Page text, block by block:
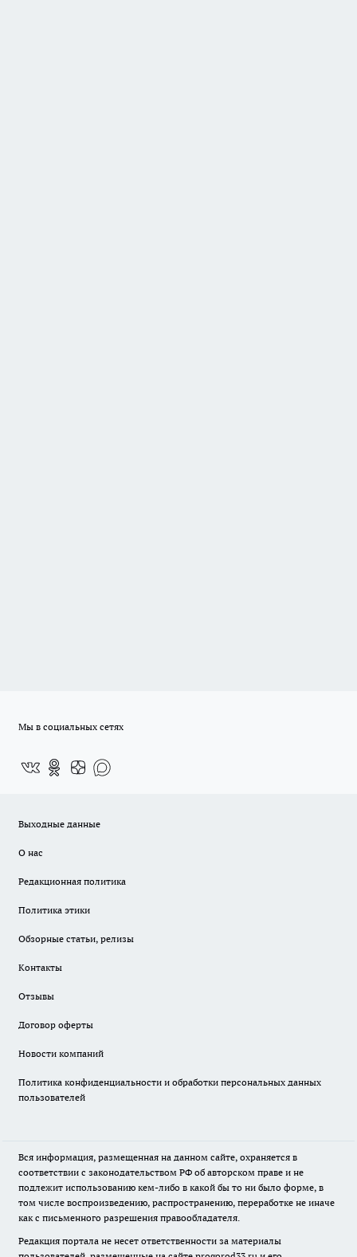
Мы в социальных сетях
Выходные данные
О нас
Редакционная политика
Политика этики
Обзорные статьи, релизы
Контакты
Отзывы
Договор оферты
Новости компаний
Политика конфиденциальности и обработки персональных данных
пользователей
Вся информация, размещенная на данном сайте, охраняется в
соответствии с законодательством РФ об авторском праве и не
подлежит использованию кем-либо в какой бы то ни было форме, в
том числе воспроизведению, распространению, переработке не иначе
как с письменного разрешения правообладателя.
Редакция портала не несет ответственности за материалы